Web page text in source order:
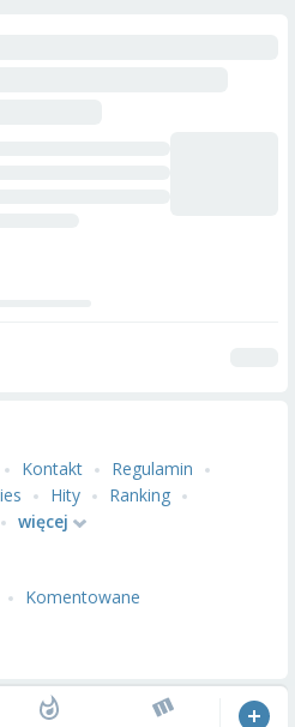
Kontakt
Regulamin
Hity
Ranking
więcej
Komentowane